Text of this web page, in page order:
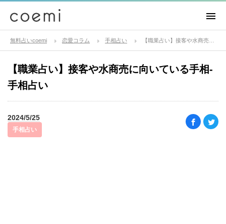
無料占いcoemi 恋愛コラム 手相占い
【職業占い】接客や水商売に向いている手相-
手相占い
2024/5/25
手相占い